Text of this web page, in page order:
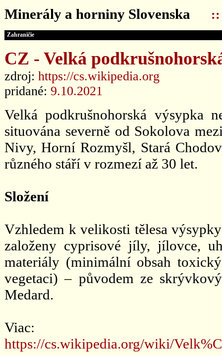
Minerály a horniny Slovenska ::
Zahraničie
CZ - Velká
zdroj: https://cs.wikipedia.org
pridané: 9.10.2021
Velká podkrušnohorská výsypka
situována severně od Sokolova
Nivy, Horní Rozmyšl, Stará
různého stáří v rozmezí až 30 let.
Složení
Vzhledem k velikosti tělesa
založeny cyprisové jíly, jílovce,
materiály (minimální obsah
vegetaci) – původem ze
Medard.
Viac:
https://cs.wikipedia.org/wiki/